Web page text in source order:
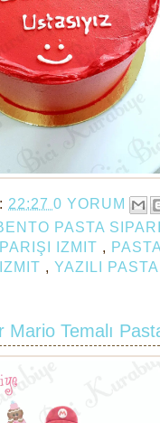
22:27 0 YORUM
PASTA
IZMIT ,
, YAZILI
Mario Temalı